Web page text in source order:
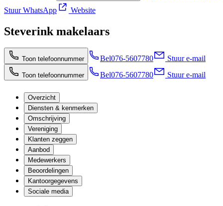
Stuur WhatsApp
Website
Steverink makelaars
Toon telefoonnummer Bel076-5607780 Stuur e-mail
Toon telefoonnummer Bel076-5607780 Stuur e-mail
Overzicht
Diensten & kenmerken
Omschrijving
Vereniging
Klanten zeggen
Aanbod
Medewerkers
Beoordelingen
Kantoorgegevens
Sociale media